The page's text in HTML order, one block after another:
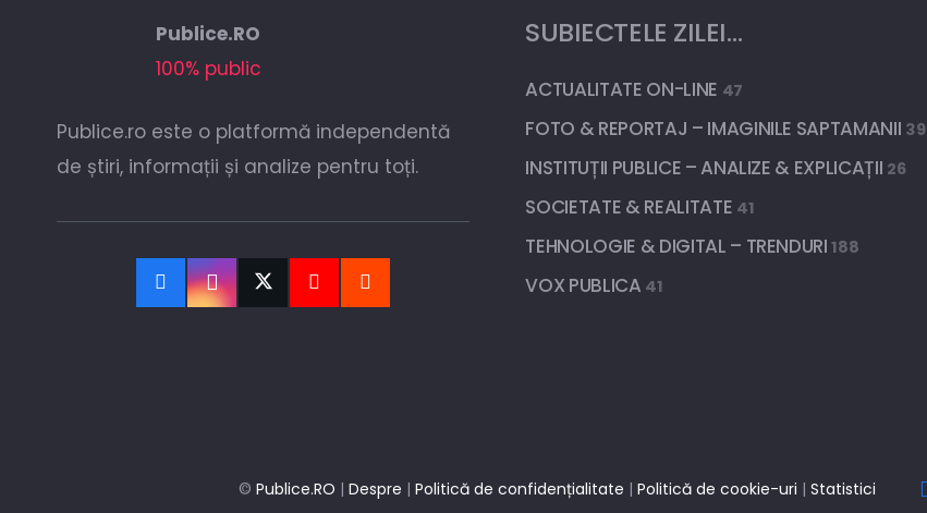
Publice.RO
100% public
Publice.ro este o platformă independentă
de știri, informații și analize pentru toți.
SUBIECTELE ZILEI…
ACTUALITATE ON-LINE 47
FOTO & REPORTAJ – IMAGINILE SAPTAMANII 39
INSTITUȚII PUBLICE – ANALIZE & EXPLICAȚII 26
SOCIETATE & REALITATE 41
TEHNOLOGIE & DIGITAL – TRENDURI188
VOX PUBLICA 41
©Publice.RO |Despre |Politică de confidențialitate |Politică de cookie-uri |Statistici